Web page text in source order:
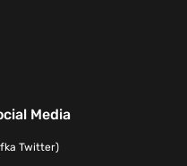
Media
Twitter)